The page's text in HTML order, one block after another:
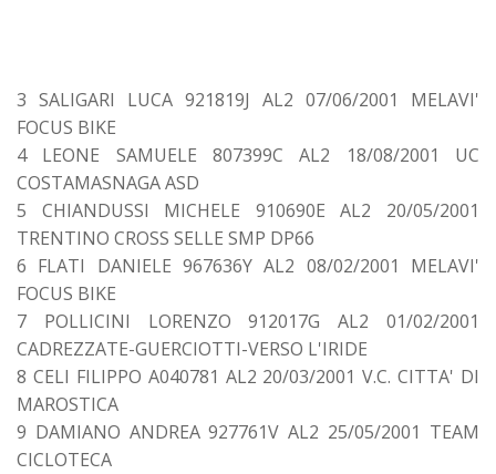
3 SALIGARI LUCA 921819J AL2 07/06/2001 MELAVI'
FOCUS BIKE
4 LEONE SAMUELE 807399C AL2 18/08/2001 UC
COSTAMASNAGA ASD
5 CHIANDUSSI MICHELE 910690E AL2 20/05/2001
TRENTINO CROSS SELLE SMP DP66
6 FLATI DANIELE 967636Y AL2 08/02/2001 MELAVI'
FOCUS BIKE
7 POLLICINI LORENZO 912017G AL2 01/02/2001
CADREZZATE-GUERCIOTTI-VERSO L'IRIDE
8 CELI FILIPPO A040781 AL2 20/03/2001 V.C. CITTA' DI
MAROSTICA
9 DAMIANO ANDREA 927761V AL2 25/05/2001 TEAM
CICLOTECA